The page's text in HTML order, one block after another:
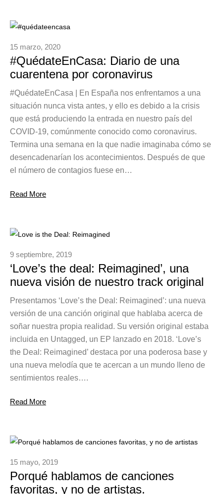
15 marzo, 2020
#QuédateEnCasa: Diario de una
cuarentena por coronavirus
#QuédateEnCasa | En España nos enfrentamos a una
situación nunca vista antes, y ello es debido a la crisis
que está produciendo la entrada en nuestro país del
COVID-19, comúnmente conocido como coronavirus.
Termina una semana en la que nadie imaginaba cómo se
desencadenarían los acontecimientos. Después de que
el número de contagios fuese en…
Read More
9 septiembre, 2019
‘Love’s the deal: Reimagined’, una
nueva visión de nuestro track original
Presentamos ‘Love’s the Deal: Reimagined’: una nueva
versión de una canción original que hablaba acerca de
soñar nuestra propia realidad. Su versión original estaba
incluida en Untagged, un EP lanzado en 2018. ‘Love’s
the Deal: Reimagined’ destaca por una poderosa base y
una nueva melodía que te acercan a un mundo lleno de
sentimientos reales….
Read More
15 mayo, 2019
Porqué hablamos de canciones
favoritas, y no de artistas.